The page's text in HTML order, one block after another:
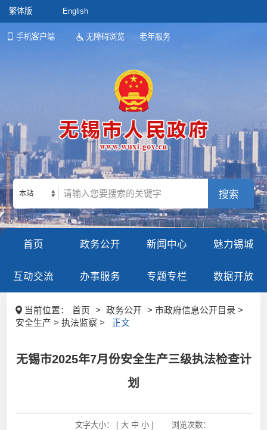
繁体版 English
手机客户端 无障碍浏览 老年服务
本站
首页 政务公开 新闻中心 魅力锡城
互动交流 办事服务 专题专栏 数据开放
当前位置： 首页 > 政务公开
> 市政府信息公开目录 >
安全生产 > 执法监察 >
正文
无锡市2025年7月份安全生产三级执法检查计
划
文字大小： [ 大 中 小] 浏览次数：